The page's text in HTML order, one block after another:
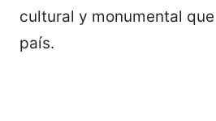
cultural y monumental
país.